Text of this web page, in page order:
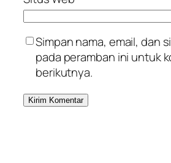
Simpan nama, email, dan
pada peramban ini untuk
berikutnya.